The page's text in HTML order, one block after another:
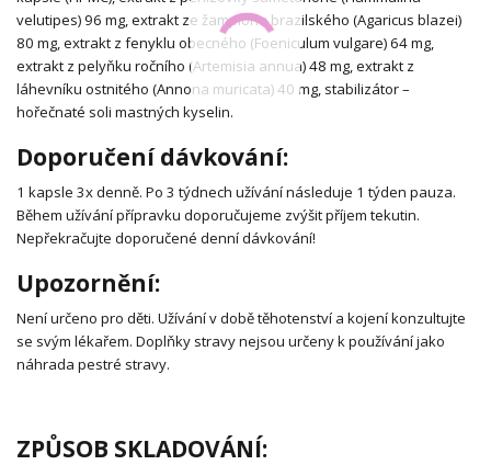
velutipes) 96 mg, extrakt ze žampionu brazilského (Agaricus blazei)
80 mg, extrakt z fenyklu obecného (Foeniculum vulgare) 64 mg,
extrakt z pelyňku ročního (Artemisia annua) 48 mg, extrakt z
láhevníku ostnitého (Annona muricata) 40 mg, stabilizátor –
hořečnaté soli mastných kyselin.
Doporučení dávkování:
1 kapsle 3x denně. Po 3 týdnech užívání následuje 1 týden pauza.
Během užívání přípravku doporučujeme zvýšit příjem tekutin.
Nepřekračujte doporučené denní dávkování!
Upozornění:
Není určeno pro děti. Užívání v době těhotenství a kojení konzultujte
se svým lékařem. Doplňky stravy nejsou určeny k používání jako
náhrada pestré stravy.
ZPŮSOB SKLADOVÁNÍ: